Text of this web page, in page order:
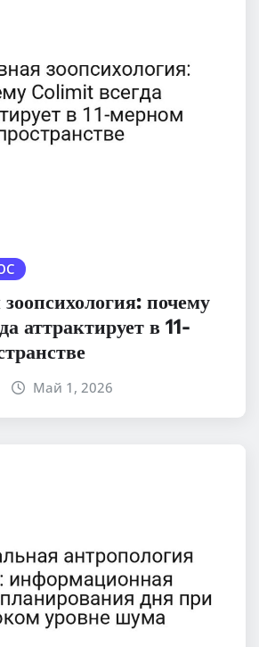
почему
аттрактирует в 11-
Май 1, 2026